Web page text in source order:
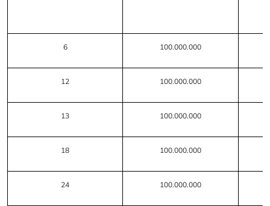
6 100.000.000
12 100.000.000
13 100.000.000
18 100.000.000
24 100.000.000